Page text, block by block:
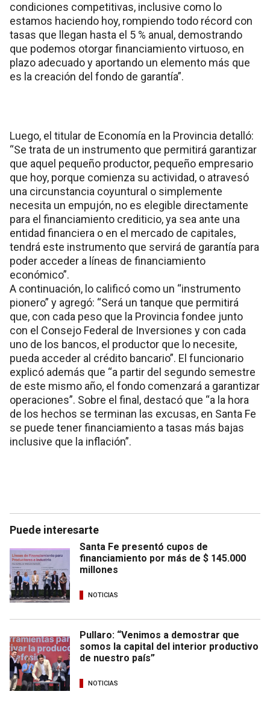
condiciones competitivas, inclusive como lo
estamos haciendo hoy, rompiendo todo récord con
tasas que llegan hasta el 5 % anual, demostrando
que podemos otorgar financiamiento virtuoso, en
plazo adecuado y aportando un elemento más que
es la creación del fondo de garantía”.
Luego, el titular de Economía en la Provincia detalló:
“Se trata de un instrumento que permitirá garantizar
que aquel pequeño productor, pequeño empresario
que hoy, porque comienza su actividad, o atravesó
una circunstancia coyuntural o simplemente
necesita un empujón, no es elegible directamente
para el financiamiento crediticio, ya sea ante una
entidad financiera o en el mercado de capitales,
tendrá este instrumento que servirá de garantía para
poder acceder a líneas de financiamiento
económico”.
A continuación, lo calificó como un “instrumento
pionero” y agregó: “Será un tanque que permitirá
que, con cada peso que la Provincia fondee junto
con el Consejo Federal de Inversiones y con cada
uno de los bancos, el productor que lo necesite,
pueda acceder al crédito bancario”. El funcionario
explicó además que “a partir del segundo semestre
de este mismo año, el fondo comenzará a garantizar
operaciones”. Sobre el final, destacó que “a la hora
de los hechos se terminan las excusas, en Santa Fe
se puede tener financiamiento a tasas más bajas
inclusive que la inflación”.
Puede interesarte
Santa Fe presentó cupos de
financiamiento por más de $ 145.000
millones
NOTICIAS
Pullaro: “Venimos a demostrar que
somos la capital del interior productivo
de nuestro país”
NOTICIAS